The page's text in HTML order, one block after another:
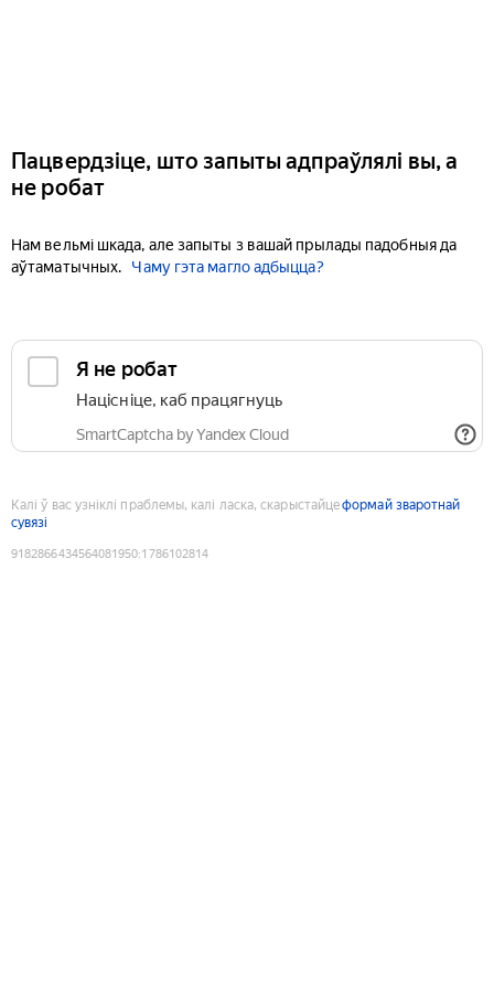
Пацвердзіце, што запыты адпраўлялі вы, а
не робат
Нам вельмі шкада, але запыты з вашай прылады падобныя да
аўтаматычных.
Чаму гэта магло адбыцца?
Я не робат
Націсніце, каб працягнуць
SmartCaptcha by Yandex Cloud
Калі ў вас узніклі праблемы, калі ласка, скарыстайцеформай зваротнай
сувязі
9182866434564081950:1786102814